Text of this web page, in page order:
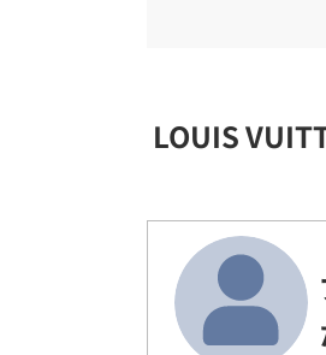
LOUIS